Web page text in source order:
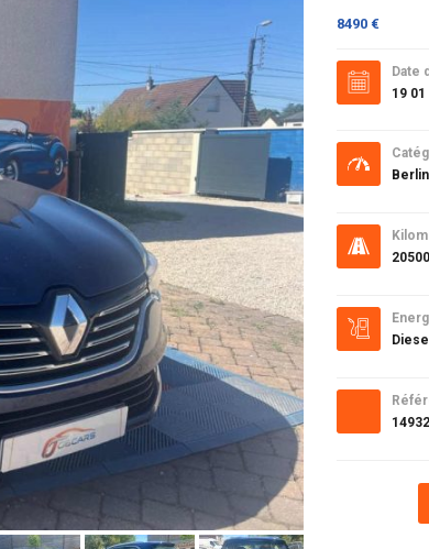
8490 €
Date
19
Diesel